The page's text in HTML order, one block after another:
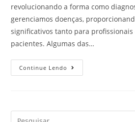
revolucionando a forma como
gerenciamos doenças,
significativos tanto para
pacientes. Algumas das…
Continue Lendo